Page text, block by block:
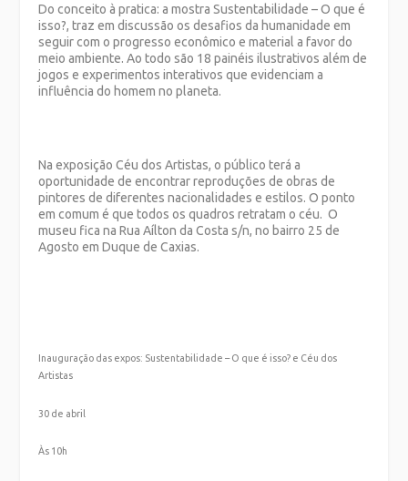
Do conceito à pratica: a mostra Sustentabilidade – O que é
isso?, traz em discussão os desafios da humanidade em
seguir com o progresso econômico e material a favor do
meio ambiente. Ao todo são 18 painéis ilustrativos além de
jogos e experimentos interativos que evidenciam a
influência do homem no planeta.
Na exposição Céu dos Artistas, o público terá a
oportunidade de encontrar reproduções de obras de
pintores de diferentes nacionalidades e estilos. O ponto
em comum é que todos os quadros retratam o céu. O
museu fica na Rua Aílton da Costa s/n, no bairro 25 de
Agosto em Duque de Caxias.
Inauguração das expos: Sustentabilidade – O que é isso? e Céu dos
Artistas
30 de abril
Às 10h